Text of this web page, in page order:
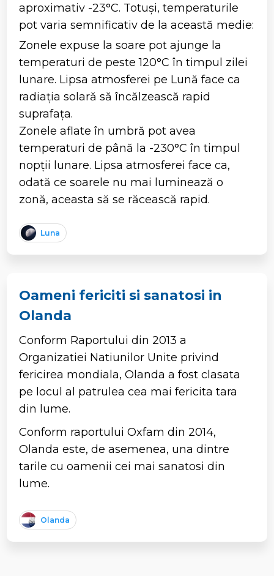
aproximativ -23°C. Totuși, temperaturile
pot varia semnificativ de la această medie:
Zonele expuse la soare pot ajunge la
temperaturi de peste 120°C în timpul zilei
lunare. Lipsa atmosferei pe Lună face ca
radiația solară să încălzească rapid
suprafața.
Zonele aflate în umbră pot avea
temperaturi de până la -230°C în timpul
nopții lunare. Lipsa atmosferei face ca,
odată ce soarele nu mai luminează o
zonă, aceasta să se răcească rapid.
Luna
Oameni fericiti si sanatosi in
Olanda
Conform Raportului din 2013 a
Organizatiei Natiunilor Unite privind
fericirea mondiala, Olanda a fost clasata
pe locul al patrulea cea mai fericita tara
din lume.
Conform raportului Oxfam din 2014,
Olanda este, de asemenea, una dintre
tarile cu oamenii cei mai sanatosi din
lume.
Olanda